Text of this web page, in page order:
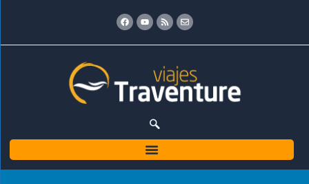
Facebook
Youtube
Rss Envelope